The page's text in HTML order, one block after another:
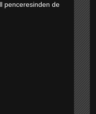
penceresinden de